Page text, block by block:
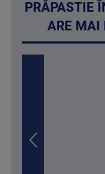
PRĂPASTIE
ARE MAI